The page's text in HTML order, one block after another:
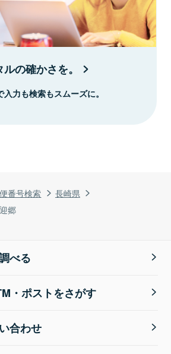
番号検索
長崎県
郷
の確かさを。
力も検索もスムーズに。
べる
・ポストをさがす
合わせ